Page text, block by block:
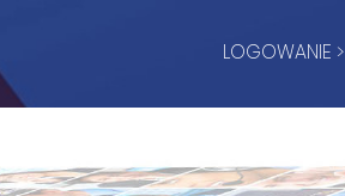
LOGOWANIE >